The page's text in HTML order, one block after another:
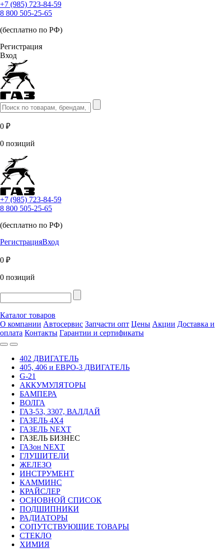
+7 (985) 723-84-59
8 800 505-25-65
(бесплатно по РФ)
Регистрация
Вход
0 ₽
0 позиций
+7 (985) 723-84-59
8 800 505-25-65
(бесплатно по РФ)
РегистрацияВход
0 ₽
0 позиций
Каталог товаров
О компании Автосервис Запчасти опт Цены Акции Доставка и
оплата Контакты Гарантии и сертификаты
402 ДВИГАТЕЛЬ
405, 406 и ЕВРО-3 ДВИГАТЕЛЬ
G-21
АККУМУЛЯТОРЫ
БАМПЕРА
ВОЛГА
ГАЗ-53, 3307, ВАЛДАЙ
ГАЗЕЛЬ 4Х4
ГАЗЕЛЬ NEXT
ГАЗЕЛЬ БИЗНЕС
ГАЗон NEXT
ГЛУШИТЕЛИ
ЖЕЛЕЗО
ИНСТРУМЕНТ
КАММИНС
КРАЙСЛЕР
ОСНОВНОЙ СПИСОК
ПОДШИПНИКИ
РАДИАТОРЫ
СОПУТСТВУЮЩИЕ ТОВАРЫ
СТЕКЛО
ХИМИЯ